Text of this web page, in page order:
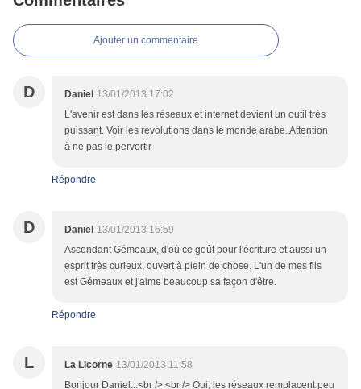
Ajouter un commentaire
D Daniel 13/01/2013 17:02
L'avenir est dans les réseaux et internet devient un outil très
puissant. Voir les révolutions dans le monde arabe. Attention
à ne pas le pervertir
Répondre
D Daniel 13/01/2013 16:59
Ascendant Gémeaux, d'où ce goût pour l'écriture et aussi un
esprit très curieux, ouvert à plein de chose. L'un de mes fils
est Gémeaux et j'aime beaucoup sa façon d'être.
Répondre
L La Licorne 13/01/2013 11:58
Bonjour Daniel...<br /> <br /> Oui, les réseaux remplacent peu